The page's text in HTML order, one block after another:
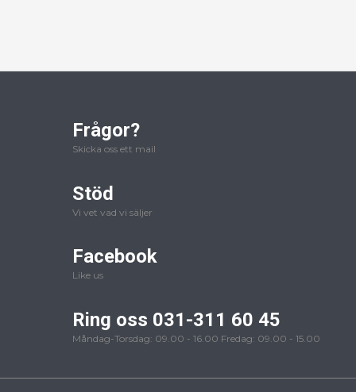
Frågor?
Skicka oss ett mail
Stöd
Vi vet vad vi säljer
Facebook
Like us
Ring oss 031-311 60 45
Måndag-Torsdag: 09.00 - 16.00 Fredag: 09.00 - 15.00